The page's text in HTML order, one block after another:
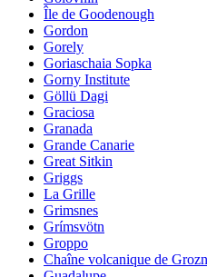
Île de Goodenough
Gordon
Gorely
Goriaschaia Sopka
Gorny Institute
Göllü Dagi
Graciosa
Granada
Grande Canarie
Great Sitkin
Griggs
La Grille
Grimsnes
Grímsvötn
Groppo
Chaîne volcanique de